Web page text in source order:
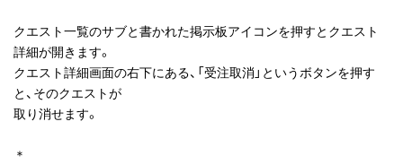
クエスト一覧のサブと書かれた掲示板アイコンを押すとクエスト
詳細が開きます。
クエスト詳細画面の右下にある、「受注取消」というボタンを押す
と、そのクエストが
取り消せます。
＊